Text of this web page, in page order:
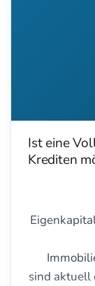
Ist eine
Krediten
sind aktuell